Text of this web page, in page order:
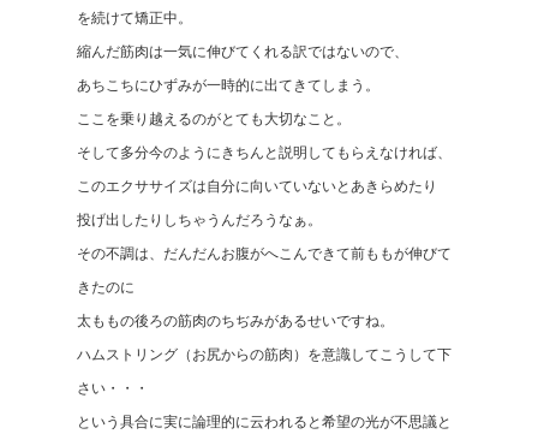
を続けて矯正中。
縮んだ筋肉は一気に伸びてくれる訳ではないので、
あちこちにひずみが一時的に出てきてしまう。
ここを乗り越えるのがとても大切なこと。
そして多分今のようにきちんと説明してもらえなければ、
このエクササイズは自分に向いていないとあきらめたり
投げ出したりしちゃうんだろうなぁ。
その不調は、だんだんお腹がへこんできて前ももが伸びて
きたのに
太ももの後ろの筋肉のちぢみがあるせいですね。
ハムストリング（お尻からの筋肉）を意識してこうして下
さい・・・
という具合に実に論理的に云われると希望の光が不思議と